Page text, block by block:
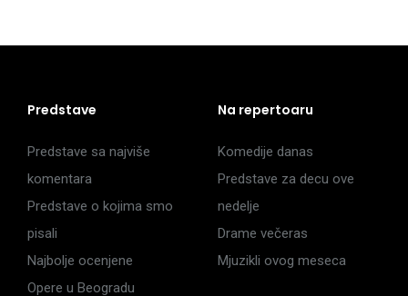
Predstave
Predstave sa najviše
komentara
Predstave o kojima smo
pisali
Najbolje ocenjene
Opere u Beogradu
Na repertoaru
Komedije danas
Predstave za decu ove
nedelje
Drame večeras
Mjuzikli ovog meseca